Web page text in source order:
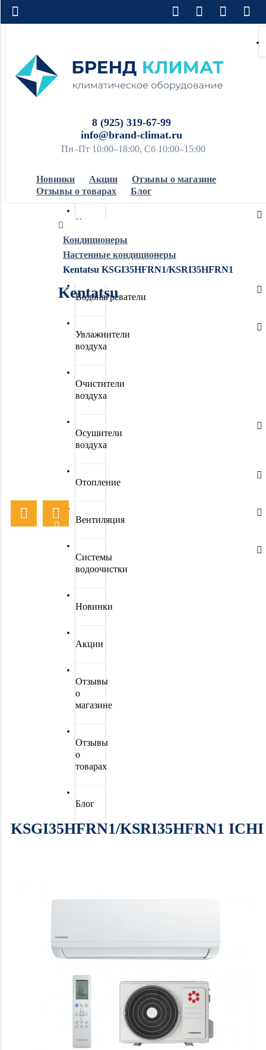
8 (925) 319-67-99
info@brand-climat.ru
Пн–Пт 10:00–18:00, Сб 10:00–15:00
Новинки Акции
Отзывы о магазине
Отзывы о товарах
Блог
Кондиционеры
Обогреватели
Водонагреватели
Увлажнители
воздуха
Очистители
воздуха
Осушители
воздуха
Отопление
Вентиляция
Системы
водоочистки
Новинки
Акции
Отзывы
о
магазине
Отзывы
о
товарах
Блог
Кондиционеры
Настенные кондиционеры
Kentatsu KSGI35HFRN1/KSRI35HFRN1
Kentatsu
KSGI35HFRN1/KSRI35HFRN1 ICHI